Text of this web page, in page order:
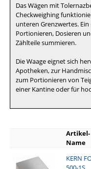
Das Wägen mit
Checkweighing
unteren Grenzwertes.
Portionieren, Dosieren
Zählteile summieren.
Die Waage eignet sich
Apotheken, zur
zum Portionieren von
einer Kantine oder für
Artikel-
Name
KERN